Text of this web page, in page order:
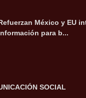
México y EU
para b...
SOCIAL